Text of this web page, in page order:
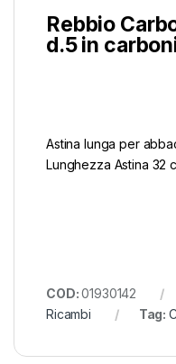
Rebbio
d.5 in
Astina lunga per
Lunghezza Astina 32
COD:01930142
Ricambi
Tag: